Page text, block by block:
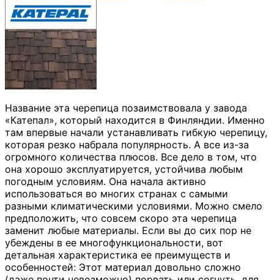
Название эта черепица позаимствовала у завода
«Катепал», который находится в Финляндии. Именно
там впервые начали устанавливать гибкую черепицу,
которая резко набрала популярность. А все из-за
огромного количества плюсов. Все дело в том, что
она хорошо эксплуатируется, устойчива любым
погодным условиям. Она начала активно
использоваться во многих странах с самыми
разными климатическими условиями. Можно смело
предположить, что совсем скоро эта черепица
заменит любые материалы. Если вы до сих пор не
убеждены в ее многофункциональности, вот
детальная характеристика ее преимуществ и
особенностей: Этот материал довольно сложно